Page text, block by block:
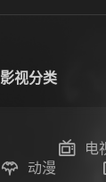
影视分类
电
动漫